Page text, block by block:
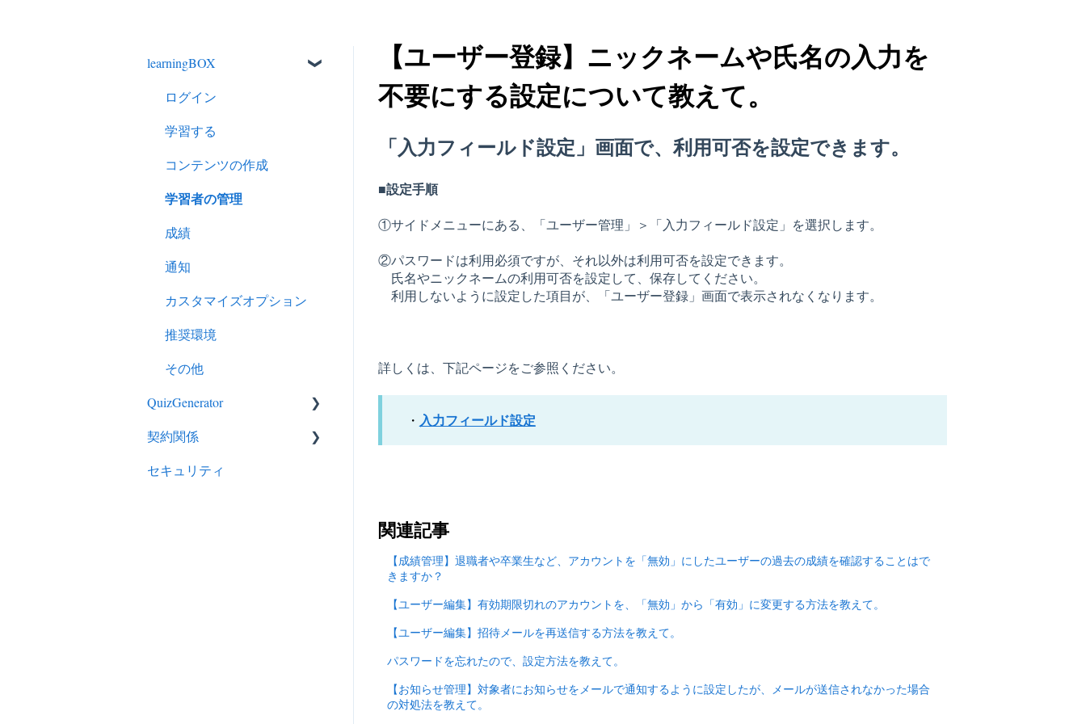
【ユーザー登録】ニックネームや氏名の入力を
不要にする設定について教えて。
「入力フィールド設定」画面で、利用可否を設定できます。
■設定手順
①サイドメニューにある、「ユーザー管理」＞「入力フィールド設定」を選択します。
②パスワードは利用必須ですが、それ以外は利用可否を設定できます。
氏名やニックネームの利用可否を設定して、保存してください。
利用しないように設定した項目が、「ユーザー登録」画面で表示されなくなります。
詳しくは、下記ページをご参照ください。
・ 入力フィールド設定
関連記事
【成績管理】退職者や卒業生など、アカウントを「無効」にしたユーザーの過去の成績を確認することはで
きますか？
【ユーザー編集】有効期限切れのアカウントを、「無効」から「有効」に変更する方法を教えて。
【ユーザー編集】招待メールを再送信する方法を教えて。
パスワードを忘れたので、設定方法を教えて。
【お知らせ管理】対象者にお知らせをメールで通知するように設定したが、メールが送信されなかった場合
の対処法を教えて。
learningBOX
ログイン
学習する
コンテンツの作成
学習者の管理
成績
通知
カスタマイズオプション
推奨環境
その他
QuizGenerator
QuizGeneratorの特徴
クイズ作成－出題形式
契約関係
ライセンス
セキュリティ